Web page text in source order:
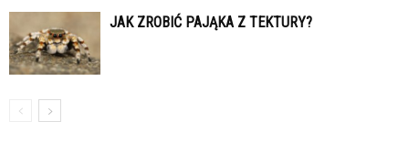
JAK ZROBIĆ PAJĄKA Z TEKTURY?